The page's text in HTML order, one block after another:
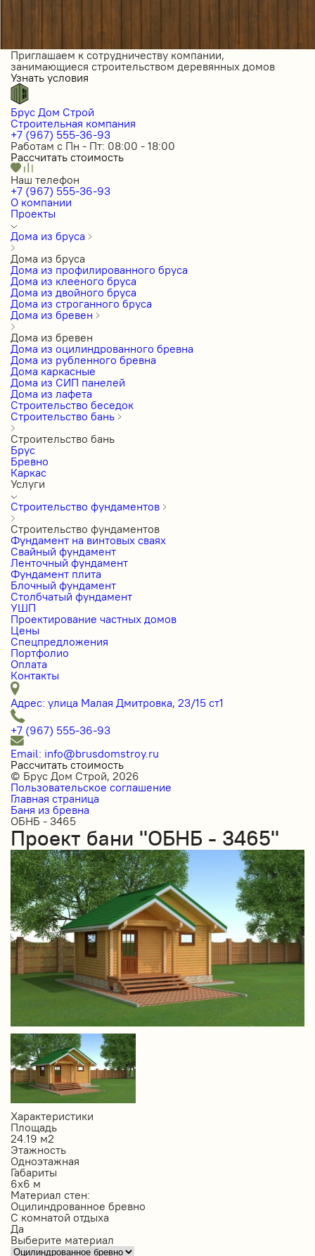
Приглашаем к сотрудничеству компании,
занимающиеся строительством деревянных домов
Узнать условия
Брус Дом Строй
Строительная компания
+7 (967) 555-36-93
Работам с Пн - Пт: 08:00 - 18:00
Рассчитать стоимость
Наш телефон
+7 (967) 555-36-93
О компании
Проекты
Дома из бруса
Дома из бруса
Дома из профилированного бруса
Дома из клееного бруса
Дома из двойного бруса
Дома из строганного бруса
Дома из бревен
Дома из бревен
Дома из оцилиндрованного бревна
Дома из рубленного бревна
Дома каркасные
Дома из СИП панелей
Дома из лафета
Строительство беседок
Строительство бань
Строительство бань
Брус
Бревно
Каркас
Услуги
Строительство фундаментов
Строительство фундаментов
Фундамент на винтовых сваях
Свайный фундамент
Ленточный фундамент
Фундамент плита
Блочный фундамент
Столбчатый фундамент
УШП
Проектирование частных домов
Цены
Спецпредложения
Портфолио
Оплата
Контакты
Адрес: улица Малая Дмитровка, 23/15 ст1
+7 (967) 555-36-93
Email: info@brusdomstroy.ru
Рассчитать стоимость
© Брус Дом Строй, 2026
Пользовательское соглашение
Главная страница
Баня из бревна
ОБНБ - 3465
Проект бани "ОБНБ - 3465"
Характеристики
Площадь
24.19 м2
Этажность
Одноэтажная
Габариты
6х6 м
Материал стен:
Оцилиндрованное бревно
С комнатой отдыха
Да
Выберите материал